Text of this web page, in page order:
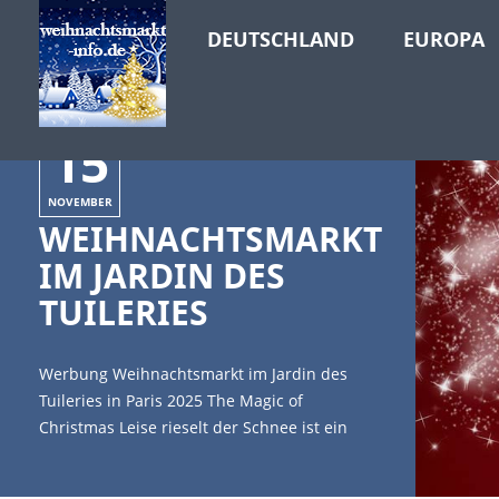
DEUTSCHLAND EUROPA
15
NOVEMBER
WEIHNACHTSMARKT
IM JARDIN DES
TUILERIES
Werbung Weihnachtsmarkt im Jardin des
Tuileries in Paris 2025 The Magic of
Christmas Leise rieselt der Schnee ist ein